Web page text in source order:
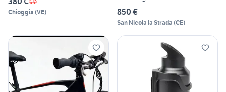
Chioggia (VE) 850 €
San Nicola la Strada (CE)